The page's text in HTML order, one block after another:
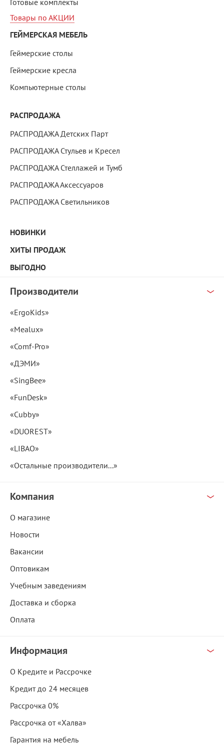
Готовые комплекты
Товары по АКЦИИ
ГЕЙМЕРСКАЯ МЕБЕЛЬ
Геймерские столы
Геймерские кресла
Компьютерные столы
РАСПРОДАЖА
РАСПРОДАЖА Детских Парт
РАСПРОДАЖА Стульев и Кресел
РАСПРОДАЖА Стеллажей и Тумб
РАСПРОДАЖА Аксессуаров
РАСПРОДАЖА Светильников
НОВИНКИ
ХИТЫ ПРОДАЖ
ВЫГОДНО
Производители
«ErgoKids»
«Mealux»
«Comf-Pro»
«ДЭМИ»
«SingBee»
«FunDesk»
«Cubby»
«DUOREST»
«LIBAO»
«Остальные производители...»
Компания
О магазине
Новости
Вакансии
Оптовикам
Учебным заведениям
Доставка и сборка
Оплата
Информация
О Кредите и Рассрочке
Кредит до 24 месяцев
Рассрочка 0%
Рассрочка от «Халва»
Гарантия на мебель